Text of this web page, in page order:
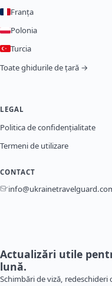
Franța
Polonia
Turcia
Toate ghidurile de țară →
LEGAL
Politica de confidențialitate
Termeni de utilizare
CONTACT
Actualizări utile
lună.
Schimbări de viză,